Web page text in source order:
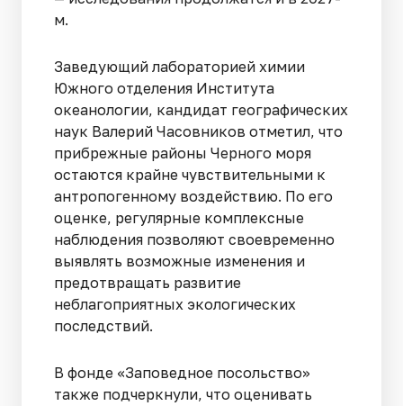
м.
Заведующий лабораторией химии
Южного отделения Института
океанологии, кандидат географических
наук Валерий Часовников отметил, что
прибрежные районы Черного моря
остаются крайне чувствительными к
антропогенному воздействию. По его
оценке, регулярные комплексные
наблюдения позволяют своевременно
выявлять возможные изменения и
предотвращать развитие
неблагоприятных экологических
последствий.
В фонде «Заповедное посольство»
также подчеркнули, что оценивать